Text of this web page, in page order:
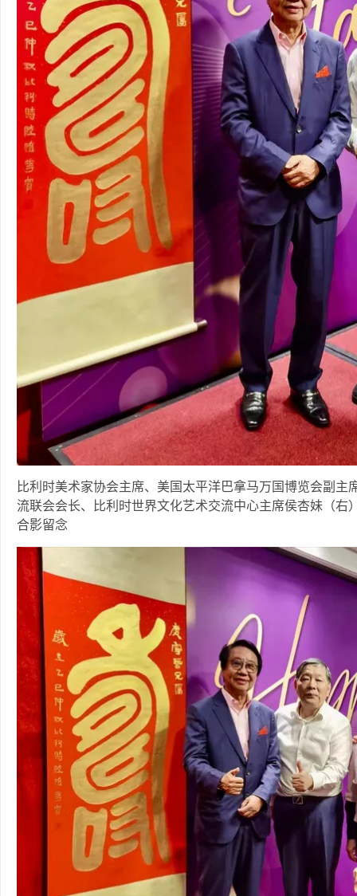
比利时美术家协会主席、美国太平洋巴拿马万国博览会副
流联会会长、比利时世界文化艺术交流中心主席侯杏妹（右
合影留念